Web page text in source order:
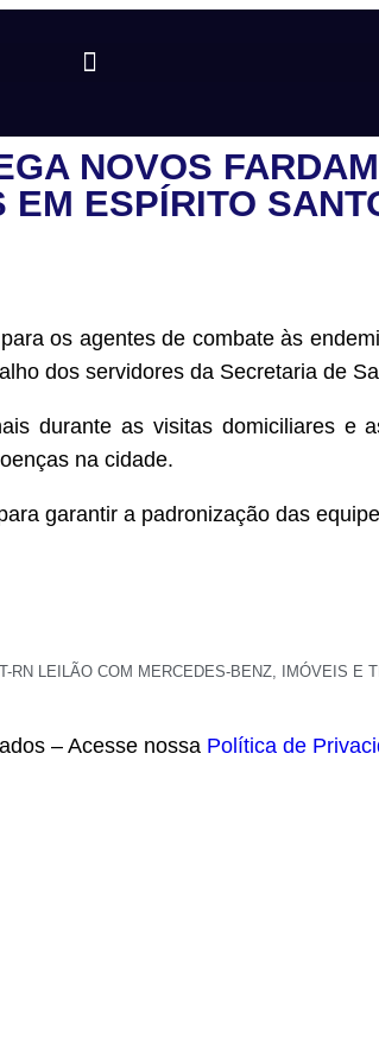
NOVOS
ESPÍRITO
os agentes de combate às
dos servidores da Secretaria de
durante as visitas domiciliares e
na cidade.
garantir a padronização das
– Acesse nossa Política de